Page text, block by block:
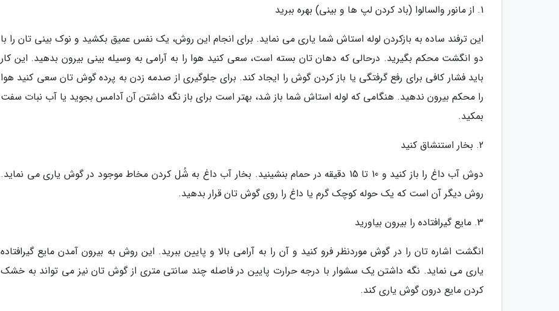
1. از مانور والسالوا (باد کردن لپ ها و بینی) بهره ببرید
این ترفند ساده به بازکردن لوله استاش شما یاری می نماید. برای انجام این روش، یک نفس عمیق بکشید و نوک بینی تان را با
دو انگشت محکم بگیرید. درحالی که دهان تان بسته است، سعی کنید هوا را به آرامی به وسیله بینی بیرون بدهید. این کار
باید فشار کافی برای رفع گرفتگی یا باز کردن گوش را ایجاد کند. برای جلوگیری از صدمه زدن به پرده گوش تان سعی کنید هوا
را محکم بیرون ندهید. هنگامی که لوله استاش شما باز شد، بهتر است برای باز نگه داشتن آن آدامس بجوید یا آب نبات سفت
بمکید.
2. بخار استنشاق کنید
دوش آب داغ را باز کنید و 10 تا 15 دقیقه در حمام بنشینید. بخار آب داغ به شُل کردن مخاط موجود در گوش یاری می نماید.
روش دیگر آن است که یک حوله کوچک گرم یا داغ را روی گوش تان قرار بدهید.
3. مایع گیرافتاده را بیرون بیاورید
انگشت اشاره تان را در گوش موردنظر فرو کنید و آن را به آرامی بالا و پایین ببرید. این روش به بیرون آمدن مایع گیرافتاده
یاری می نماید. نگه داشتن یک سشوار با درجه حرارت پایین در فاصله چند سانتی متری از گوش تان نیز می تواند به خشک
کردن مایع درون گوش یاری کند.